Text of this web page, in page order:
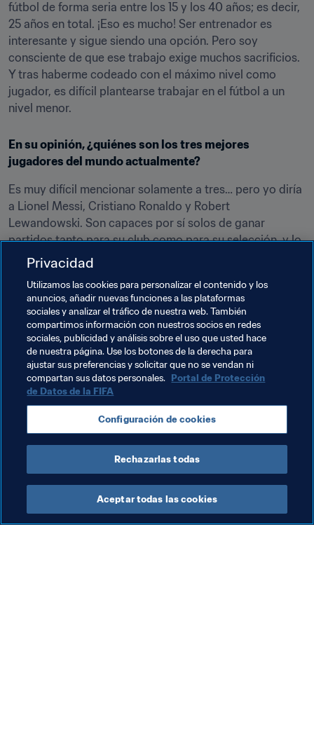
fútbol de forma seria entre los 15 y los 40 años; es decir,
25 años en total. ¡Eso es mucho! Ser entrenador es
interesante y sigue siendo una opción. Pero soy
consciente de que ese trabajo exige muchos sacrificios.
Y tras haberme codeado con el máximo nivel como
jugador, es difícil plantearse trabajar en el fútbol a un
nivel menor.
En su opinión, ¿quiénes son los tres mejores
jugadores del mundo actualmente?
Es muy difícil mencionar solamente a tres… pero yo diría
a Lionel Messi, Cristiano Ronaldo y Robert
Lewandowski. Son capaces por sí solos de ganar
partidos tanto para su club como para su selección, y lo
llevan haciendo ya muchos años. Es increíble lo que son
¿Qué jugador actual se parecería al jugador que era
usted?
¡Prefiero dejar la respuesta a otros!
Temas relacionados
England Finland Netherlands
Privacidad
Utilizamos las cookies para personalizar el contenido y los
anuncios, añadir nuevas funciones a las plataformas
sociales y analizar el tráfico de nuestra web. También
compartimos información con nuestros socios en redes
sociales, publicidad y análisis sobre el uso que usted hace
de nuestra página. Use los botones de la derecha para
ajustar sus preferencias y solicitar que no se vendan ni
compartan sus datos personales. Portal de Protección
de Datos de la FIFA
Configuración de cookies
Rechazarlas todas
Aceptar todas las cookies